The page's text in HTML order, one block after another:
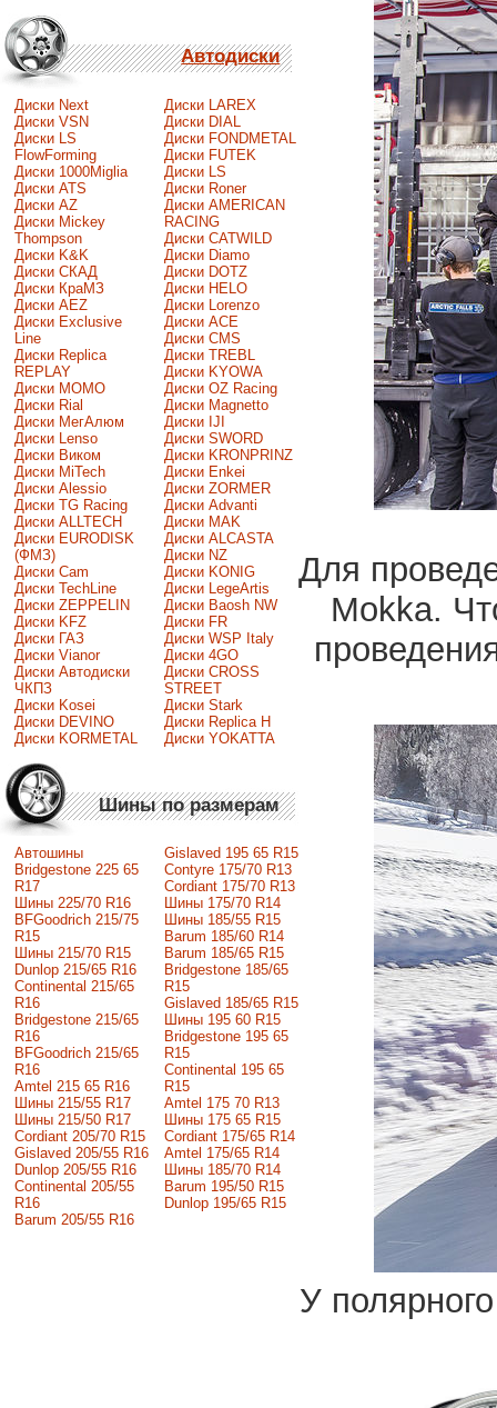
Автодиски
Диски Next
Диски VSN
Диски LS
FlowForming
Диски 1000Miglia
Диски ATS
Диски AZ
Диски Mickey
Thompson
Диски K&K
Диски СКАД
Диски КраМЗ
Диски AEZ
Диски Exclusive
Line
Диски Replica
REPLAY
Диски MOMO
Диски Rial
Диски МегАлюм
Диски Lenso
Диски Виком
Диски MiTech
Диски Alessio
Диски TG Racing
Диски ALLTECH
Диски EURODISK
(ФМЗ)
Диски Cam
Диски TechLine
Диски ZEPPELIN
Диски KFZ
Диски ГАЗ
Диски Vianor
Диски Автодиски
ЧКПЗ
Диски Kosei
Диски DEVINO
Диски KORMETAL
Диски LAREX
Диски DIAL
Диски FONDMETAL
Диски FUTEK
Диски LS
Диски Roner
Диски AMERICAN
RACING
Диски CATWILD
Диски Diamo
Диски DOTZ
Диски HELO
Диски Lorenzo
Диски ACE
Диски CMS
Диски TREBL
Диски KYOWA
Диски OZ Racing
Диски Magnetto
Диски IJI
Диски SWORD
Диски KRONPRINZ
Диски Enkei
Диски ZORMER
Диски Advanti
Диски MAK
Диски ALCASTA
Диски NZ
Диски KONIG
Диски LegeArtis
Диски Baosh NW
Диски FR
Диски WSP Italy
Диски 4GO
Диски CROSS
STREET
Диски Stark
Диски Replica H
Диски YOKATTA
Шины по размерам
Автошины
Bridgestone 225 65
R17
Шины 225/70 R16
BFGoodrich 215/75
R15
Шины 215/70 R15
Dunlop 215/65 R16
Continental 215/65
R16
Bridgestone 215/65
R16
BFGoodrich 215/65
R16
Amtel 215 65 R16
Шины 215/55 R17
Шины 215/50 R17
Сordiant 205/70 R15
Gislaved 205/55 R16
Dunlop 205/55 R16
Continental 205/55
R16
Barum 205/55 R16
Gislaved 195 65 R15
Contyre 175/70 R13
Cordiant 175/70 R13
Шины 175/70 R14
Шины 185/55 R15
Barum 185/60 R14
Barum 185/65 R15
Bridgestone 185/65
R15
Gislaved 185/65 R15
Шины 195 60 R15
Bridgestone 195 65
R15
Continental 195 65
R15
Amtel 175 70 R13
Шины 175 65 R15
Cordiant 175/65 R14
Amtel 175/65 R14
Шины 185/70 R14
Barum 195/50 R15
Dunlop 195/65 R15
Для
Mokka.
У